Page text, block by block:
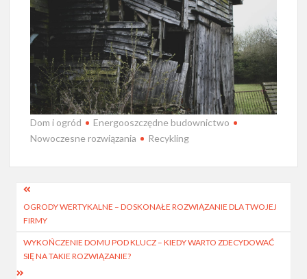
Dom i ogród
Energooszczędne budownictwo
Nowoczesne rozwiązania
Recykling
Nawigacja
wpisu
OGRODY WERTYKALNE – DOSKONAŁE ROZWIĄZANIE DLA TWOJEJ
FIRMY
WYKOŃCZENIE DOMU POD KLUCZ – KIEDY WARTO ZDECYDOWAĆ
SIĘ NA TAKIE ROZWIĄZANIE?